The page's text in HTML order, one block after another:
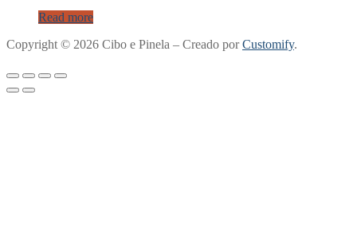
Read more
Copyright © 2026 Cibo e Pinela – Creado porCustomify.